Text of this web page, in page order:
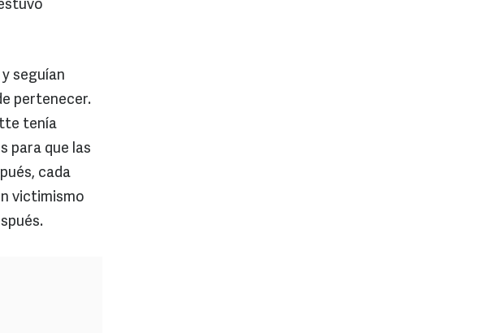
seguían
pertenecer.
tenía
para que las
cada
victimismo